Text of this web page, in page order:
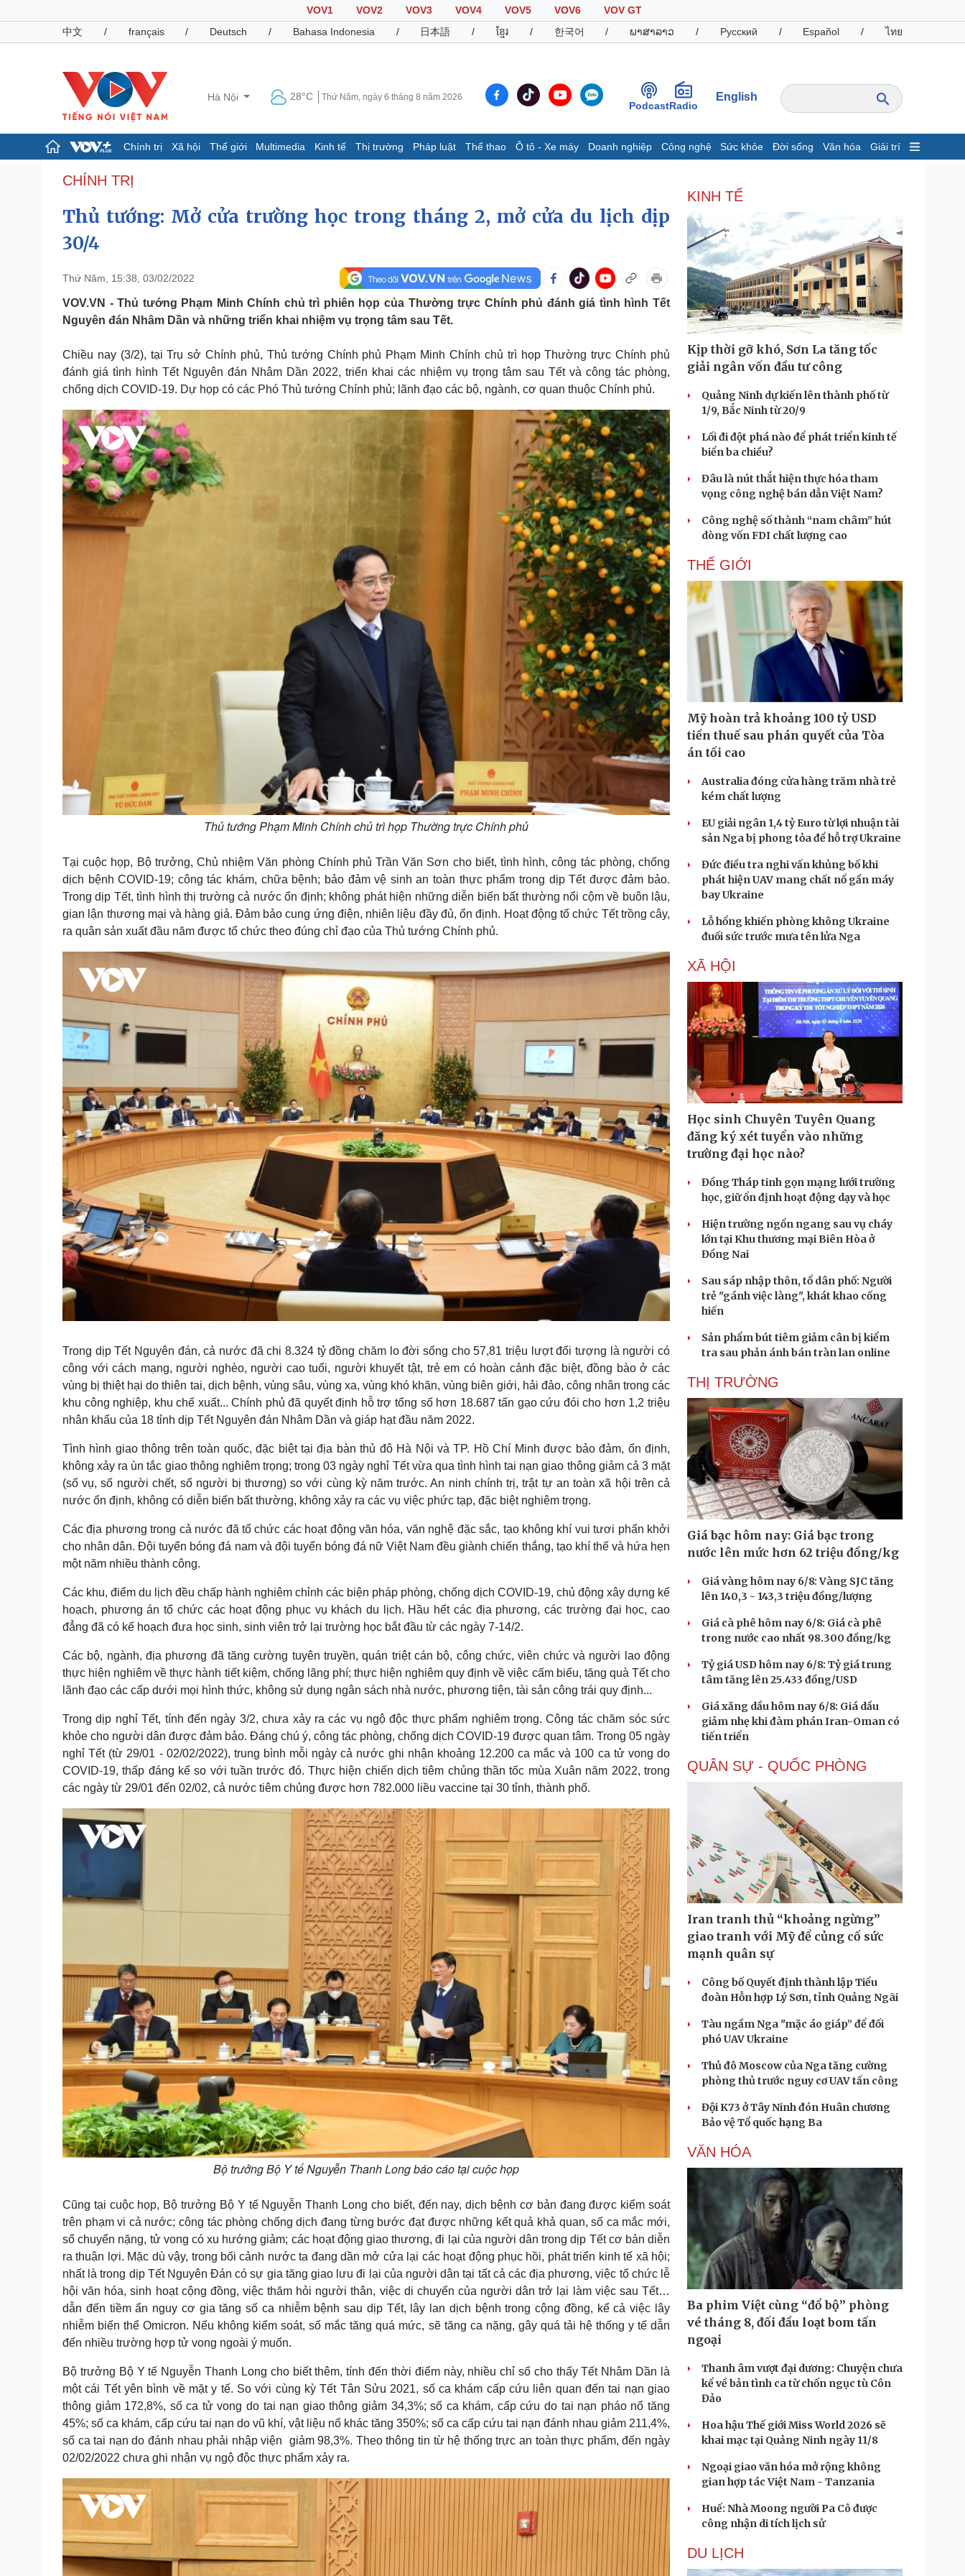
VOV1 VOV2 VOV3 VOV4 VOV5 VOV6
VOV GT
中文
/ français / Deutsch / Bahasa Indonesia / 日本語 / ខ្មែរ / 한국어 / ພາສາລາວ / Русский / Español / ไทย
Hà Nội 28°C Thứ Năm, ngày 6 tháng 8 năm 2026
PodcastRadio
English
Chính trị Xã hội Thế giới Multimedia Kinh tế Thị trường Pháp luật Thể thao Ô tô - Xe máy Doanh nghiệp Công nghệ Sức khỏe Đời sống Văn hóa Giải trí
Chính trị
Tổ chức nhân sự
Quốc hội
Nhận diện sự thật
Dự báo thời tiết
Giáo dục
Cuộc sống đó đây
Hồ sơ
Ảnh
E-Magazine
Bất động sản
Khởi nghiệp
Tiêu dùng
Chứng khoán
Giá cà phê
Pháp luật
Vụ án
Tin nóng
Quân sự - Quốc phòng
Vũ khí
Việt Nam
Thể thao
Bóng đá
Lịch thi đấu bóng đá
eSports
Hậu trường
Ô tô - Xe máy
Doanh nghiệp
Thông tin doanh nghiệp
Doanh nghiệp 24h
Doanh nhân
Vì cộng đồng
Công nghệ
Sành điệu
Tin Công nghệ
Trải nghiệm
Chuyển đổi số
Dinh dưỡng - món ngon
Cây thuốc
Sản phụ khoa
Nhi khoa
Nam khoa
Làm đẹp - giảm cân
Phòng mạch online
Ăn sạch sống khỏe
Tình yêu - Gia đình
Sân khấu - Điện ảnh
Âm nhạc
Nghệ sĩ
Thời trang
Sao Việt
Tư vấn
Săn Tour
check-in
Podcast
Câu chuyện thời sự
Đọc truyện đêm khuya
Hạt giống tâm hồn
CHÍNH TRỊ
Thủ tướng: Mở cửa trường học trong tháng 2, mở cửa du lịch dịp
30/4
Thứ Năm, 15:38, 03/02/2022
VOV.VN - Thủ tướng Phạm Minh Chính chủ trì phiên họp của Thường trực Chính phủ đánh giá tình hình Tết
Nguyên đán Nhâm Dần và những triển khai nhiệm vụ trọng tâm sau Tết.
Chiều nay (3/2), tại Trụ sở Chính phủ, Thủ tướng Chính phủ Phạm Minh Chính chủ trì họp Thường trực Chính phủ
đánh giá tình hình Tết Nguyên đán Nhâm Dần 2022, triển khai các nhiệm vụ trọng tâm sau Tết và công tác phòng,
chống dịch COVID-19. Dự họp có các Phó Thủ tướng Chính phủ; lãnh đạo các bộ, ngành, cơ quan thuộc Chính phủ.
Thủ tướng Phạm Minh Chính chủ trì họp Thường trực Chính phủ
Tại cuộc họp, Bộ trưởng, Chủ nhiệm Văn phòng Chính phủ Trần Văn Sơn cho biết, tình hình, công tác phòng, chống
dịch bệnh COVID-19; công tác khám, chữa bệnh; bảo đảm vệ sinh an toàn thực phẩm trong dịp Tết được đảm bảo.
Trong dịp Tết, tình hình thị trường cả nước ổn định; không phát hiện những diễn biến bất thường nổi cộm về buôn lậu,
gian lận thương mại và hàng giả. Đảm bảo cung ứng điện, nhiên liệu đầy đủ, ổn định. Hoạt động tổ chức Tết trồng cây,
ra quân sản xuất đầu năm được tổ chức theo đúng chỉ đạo của Thủ tướng Chính phủ.
Trong dịp Tết Nguyên đán, cả nước đã chi 8.324 tỷ đồng chăm lo đời sống cho 57,81 triệu lượt đối tượng là người có
công với cách mạng, người nghèo, người cao tuổi, người khuyết tật, trẻ em có hoàn cảnh đặc biệt, đồng bào ở các
vùng bị thiệt hại do thiên tai, dịch bệnh, vùng sâu, vùng xa, vùng khó khăn, vùng biên giới, hải đảo, công nhân trong các
khu công nghiệp, khu chế xuất... Chính phủ đã quyết định hỗ trợ tổng số hơn 18.687 tấn gạo cứu đói cho hơn 1,2 triệu
nhân khẩu của 18 tỉnh dịp Tết Nguyên đán Nhâm Dần và giáp hạt đầu năm 2022.
Tình hình giao thông trên toàn quốc, đặc biệt tại địa bàn thủ đô Hà Nội và TP. Hồ Chí Minh được bảo đảm, ổn định,
không xảy ra ùn tắc giao thông nghiêm trọng; trong 03 ngày nghỉ Tết vừa qua tình hình tai nạn giao thông giảm cả 3 mặt
(số vụ, số người chết, số người bị thương) so với cùng kỳ năm trước. An ninh chính trị, trật tự an toàn xã hội trên cả
nước ổn định, không có diễn biến bất thường, không xảy ra các vụ việc phức tạp, đặc biệt nghiêm trọng.
Các địa phương trong cả nước đã tổ chức các hoạt động văn hóa, văn nghệ đặc sắc, tạo không khí vui tươi phấn khởi
cho nhân dân. Đội tuyển bóng đá nam và đội tuyển bóng đá nữ Việt Nam đều giành chiến thắng, tạo khí thế và hứa hẹn
một năm nhiều thành công.
Các khu, điểm du lịch đều chấp hành nghiêm chỉnh các biện pháp phòng, chống dịch COVID-19, chủ động xây dựng kế
hoạch, phương án tổ chức các hoạt động phục vụ khách du lịch. Hầu hết các địa phương, các trường đại học, cao
đẳng đã có kế hoạch đưa học sinh, sinh viên trở lại trường học bắt đầu từ các ngày 7-14/2.
Các bộ, ngành, địa phương đã tăng cường tuyên truyền, quán triệt cán bộ, công chức, viên chức và người lao động
thực hiện nghiêm về thực hành tiết kiệm, chống lãng phí; thực hiện nghiêm quy định về việc cấm biếu, tặng quà Tết cho
lãnh đạo các cấp dưới mọi hình thức, không sử dụng ngân sách nhà nước, phương tiện, tài sản công trái quy định...
Trong dịp nghỉ Tết, tính đến ngày 3/2, chưa xảy ra các vụ ngộ độc thực phẩm nghiêm trọng. Công tác chăm sóc sức
khỏe cho người dân được đảm bảo. Đáng chú ý, công tác phòng, chống dịch COVID-19 được quan tâm. Trong 05 ngày
nghỉ Tết (từ 29/01 - 02/02/2022), trung bình mỗi ngày cả nước ghi nhận khoảng 12.200 ca mắc và 100 ca tử vong do
COVID-19, thấp đáng kể so với tuần trước đó. Thực hiện chiến dịch tiêm chủng thần tốc mùa Xuân năm 2022, trong
các ngày từ 29/01 đến 02/02, cả nước tiêm chủng được hơn 782.000 liều vaccine tại 30 tỉnh, thành phố.
Bộ trưởng Bộ Y tế Nguyễn Thanh Long báo cáo tại cuộc họp
Cũng tại cuộc họp, Bộ trưởng Bộ Y tế Nguyễn Thanh Long cho biết, đến nay, dịch bệnh cơ bản đang được kiểm soát
trên phạm vi cả nước; công tác phòng chống dịch đang từng bước đạt được những kết quả khả quan, số ca mắc mới,
số chuyển nặng, tử vong có xu hướng giảm; các hoạt động giao thương, đi lại của người dân trong dịp Tết cơ bản diễn
ra thuận lợi. Mặc dù vậy, trong bối cảnh nước ta đang dần mở cửa lại các hoạt động phục hồi, phát triển kinh tế xã hội;
nhất là trong dịp Tết Nguyên Đán có sự gia tăng giao lưu đi lại của người dân tại tất cả các địa phương, việc tổ chức lễ
hội văn hóa, sinh hoạt cộng đồng, việc thăm hỏi người thân, việc di chuyển của người dân trở lại làm việc sau Tết…
dẫn đến tiềm ẩn nguy cơ gia tăng số ca nhiễm bệnh sau dịp Tết, lây lan dịch bệnh trong cộng đồng, kể cả việc lây
nhiễm biến thể Omicron. Nếu không kiểm soát, số mắc tăng quá mức, sẽ tăng ca nặng, gây quá tải hệ thống y tế dẫn
đến nhiều trường hợp tử vong ngoài ý muốn.
Bộ trưởng Bộ Y tế Nguyễn Thanh Long cho biết thêm, tính đến thời điểm này, nhiều chỉ số cho thấy Tết Nhâm Dần là
một cái Tết yên bình về mặt y tế. So với cùng kỳ Tết Tân Sửu 2021, số ca khám cấp cứu liên quan đến tai nạn giao
thông giảm 172,8%, số ca tử vong do tai nạn giao thông giảm 34,3%; số ca khám, cấp cứu do tai nạn pháo nổ tăng
45%; số ca khám, cấp cứu tai nạn do vũ khí, vật liệu nổ khác tăng 350%; số ca cấp cứu tai nạn đánh nhau giảm 211,4%,
số ca tai nạn do đánh nhau phải nhập viện giảm 98,3%. Theo thông tin từ hệ thống trực an toàn thực phẩm, đến ngày
02/02/2022 chưa ghi nhận vụ ngộ độc thực phẩm xảy ra.
KINH TẾ
Kịp thời gỡ khó, Sơn La tăng tốc
giải ngân vốn đầu tư công
Quảng Ninh dự kiến lên thành phố từ
1/9, Bắc Ninh từ 20/9
Lối đi đột phá nào để phát triển kinh tế
biển ba chiều?
Đâu là nút thắt hiện thực hóa tham
vọng công nghệ bán dẫn Việt Nam?
Công nghệ số thành “nam châm” hút
dòng vốn FDI chất lượng cao
THẾ GIỚI
Mỹ hoàn trả khoảng 100 tỷ USD
tiền thuế sau phán quyết của Tòa
án tối cao
Australia đóng cửa hàng trăm nhà trẻ
kém chất lượng
EU giải ngân 1,4 tỷ Euro từ lợi nhuận tài
sản Nga bị phong tỏa để hỗ trợ Ukraine
Đức điều tra nghi vấn khủng bố khi
phát hiện UAV mang chất nổ gần máy
bay Ukraine
Lỗ hổng khiến phòng không Ukraine
đuối sức trước mưa tên lửa Nga
XÃ HỘI
Học sinh Chuyên Tuyên Quang
đăng ký xét tuyển vào những
trường đại học nào?
Đồng Tháp tinh gọn mạng lưới trường
học, giữ ổn định hoạt động dạy và học
Hiện trường ngổn ngang sau vụ cháy
lớn tại Khu thương mại Biên Hòa ở
Đồng Nai
Sau sáp nhập thôn, tổ dân phố: Người
trẻ "gánh việc làng", khát khao cống
hiến
Sản phẩm bút tiêm giảm cân bị kiểm
tra sau phản ánh bán tràn lan online
THỊ TRƯỜNG
Giá bạc hôm nay: Giá bạc trong
nước lên mức hơn 62 triệu đồng/kg
Giá vàng hôm nay 6/8: Vàng SJC tăng
lên 140,3 - 143,3 triệu đồng/lượng
Giá cà phê hôm nay 6/8: Giá cà phê
trong nước cao nhất 98.300 đồng/kg
Tỷ giá USD hôm nay 6/8: Tỷ giá trung
tâm tăng lên 25.433 đồng/USD
Giá xăng dầu hôm nay 6/8: Giá dầu
giảm nhẹ khi đàm phán Iran-Oman có
tiến triển
QUÂN SỰ - QUỐC PHÒNG
Iran tranh thủ “khoảng ngừng”
giao tranh với Mỹ để củng cố sức
mạnh quân sự
Công bố Quyết định thành lập Tiểu
đoàn Hỗn hợp Lý Sơn, tỉnh Quảng Ngãi
Tàu ngầm Nga "mặc áo giáp” để đối
phó UAV Ukraine
Thủ đô Moscow của Nga tăng cường
phòng thủ trước nguy cơ UAV tấn công
Đội K73 ở Tây Ninh đón Huân chương
Bảo vệ Tổ quốc hạng Ba
VĂN HÓA
Ba phim Việt cùng “đổ bộ” phòng
vé tháng 8, đối đầu loạt bom tấn
ngoại
Thanh âm vượt đại dương: Chuyện chưa
kể về bản tình ca từ chốn ngục tù Côn
Đảo
Hoa hậu Thế giới Miss World 2026 sẽ
khai mạc tại Quảng Ninh ngày 11/8
Ngoại giao văn hóa mở rộng không
gian hợp tác Việt Nam - Tanzania
Huế: Nhà Moong người Pa Cô được
công nhận di tích lịch sử
DU LỊCH